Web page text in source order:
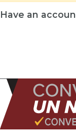
Have an